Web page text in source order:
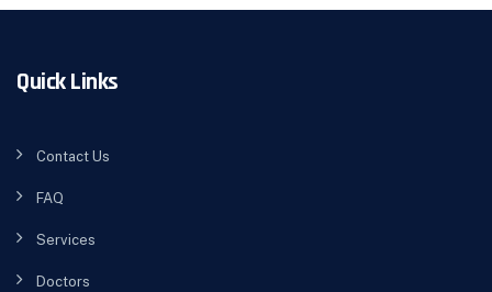
Quick Links
Contact Us
FAQ
Services
Doctors